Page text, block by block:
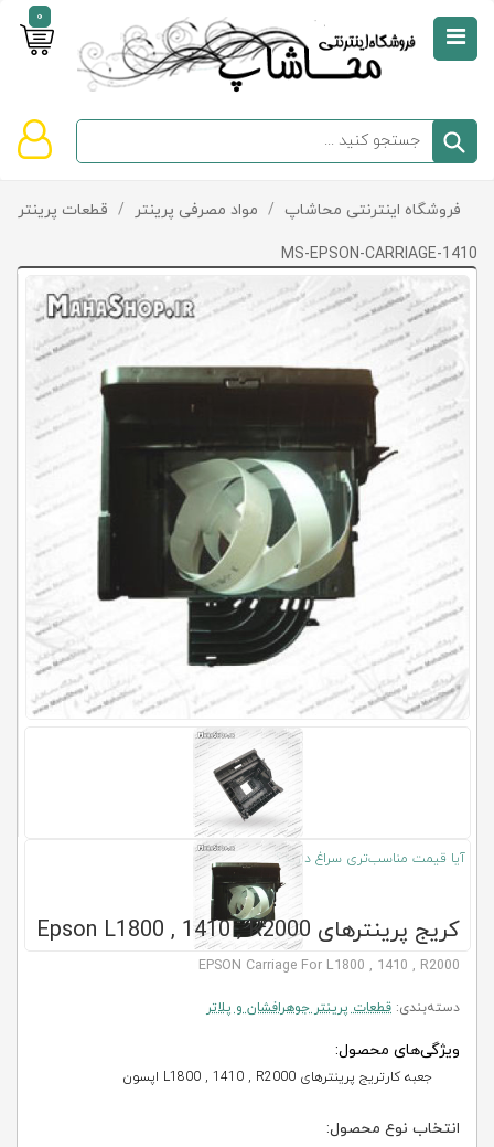
0
صفحه
دسته‌بندی
تخفیف‌ها
و
پیشنهادها
تماس
محاشاپ
سبد
خالی
است
فروشگاه اینترنتی محاشاپ / مواد مصرفی پرینتر / قطعات پرینتر و
MS-EPSON-CARRIAGE-1410
آیا قیمت مناسب‌تری سراغ دارید؟
کریج پرینترهای Epson L1800 , 1410 , R2000
EPSON Carriage For L1800 , 1410 , R2000
دسته‌بندی: قطعات پرینتر جوهرافشان و پلاتر
ویژگی‌های محصول:
جعبه کارتریج پرینترهای L1800 , 1410 , R2000 اپسون
انتخاب نوع محصول: